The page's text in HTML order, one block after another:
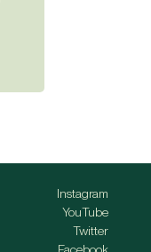
Instagram
YouTube
Twitter